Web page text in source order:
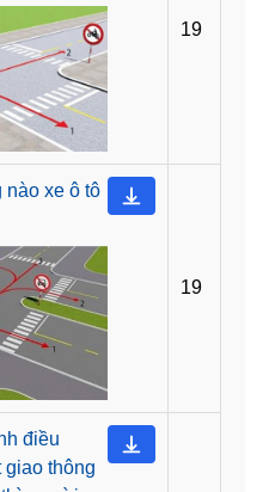
19
xe ô tô
19
điều
giao thông